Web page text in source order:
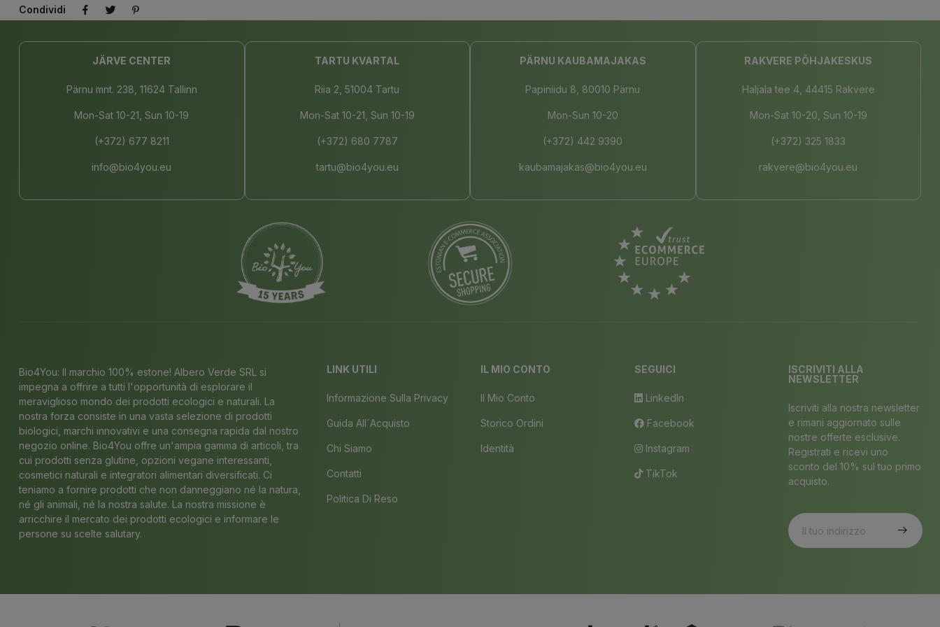
Condividi
JÄRVE CENTER
Pärnu mnt. 238, 11624 Tallinn
Mon-Sat 10-21, Sun 10-19
(+372) 677 8211
info@bio4you.eu
TARTU KVARTAL
Riia 2, 51004 Tartu
Mon-Sat 10-21, Sun 10-19
(+372) 680 7787
tartu@bio4you.eu
PÄRNU KAUBAMAJAKAS
Papiniidu 8, 80010 Pärnu
Mon-Sun 10-20
(+372) 442 9390
kaubamajakas@bio4you.eu
RAKVERE PÕHJAKESKUS
Haljala tee 4, 44415 Rakvere
Mon-Sat 10-20, Sun 10-19
(+372) 325 1833
rakvere@bio4you.eu
Bio4You: Il marchio 100% estone! Albero Verde SRL si
impegna a offrire a tutti l'opportunità di esplorare il
meraviglioso mondo dei prodotti ecologici e naturali. La
nostra forza consiste in una vasta selezione di prodotti
biologici, marchi innovativi e una consegna rapida dal nostro
negozio online. Bio4You offre un'ampia gamma di articoli, tra
cui prodotti senza glutine, opzioni vegane interessanti,
cosmetici naturali e integratori alimentari diversificati. Ci
teniamo a fornire prodotti che non danneggiano né la natura,
né gli animali, né la nostra salute. La nostra missione è
arricchire il mercato dei prodotti ecologici e informare le
persone su scelte salutary.
LINK UTILI
Informazione Sulla Privacy
Guida All´acquisto
Chi Siamo
Contatti
Politica Di Reso
IL MIO CONTO
Il Mio Conto
Storico Ordini
Identità
SEGUICI
LinkedIn
Facebook
Instagram
TikTok
ISCRIVITI ALLA
NEWSLETTER
Iscriviti alla nostra newsletter
e rimani aggiornato sulle
nostre offerte esclusive.
Registrati e ricevi uno
sconto del 10% sul tuo primo
acquisto.